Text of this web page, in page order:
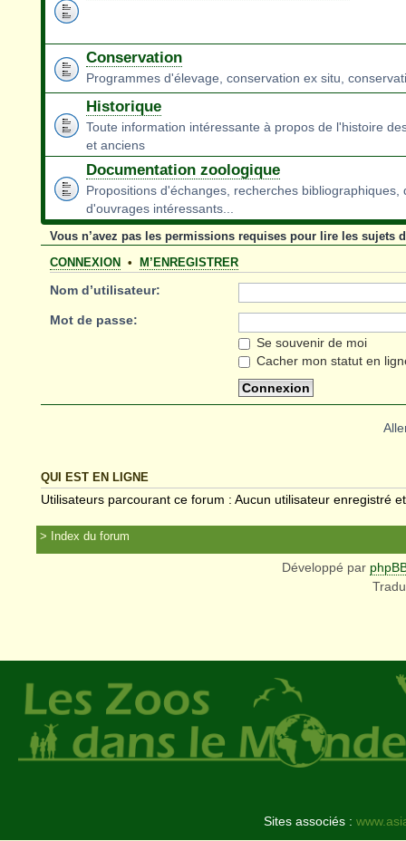
Conservation
Programmes d'élevage, conservation ex situ,
Historique
Toute information intéressante à propos de l'histoire
et anciens
Documentation zoologique
Propositions d'échanges, recherches bibliographiques,
d'ouvrages intéressants...
Vous n’avez pas les permissions requises pour lire les sujets
CONNEXION • M’ENREGISTRER
Nom d’utilisateur:
Mot de passe:
Se souvenir de moi
Cacher mon statut en
QUI EST EN LIGNE
Utilisateurs parcourant ce forum : Aucun utilisateur enregistré
Index du forum
Développé par
Sites associés :